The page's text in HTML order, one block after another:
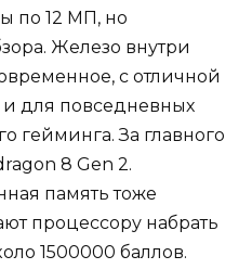
по 12 МП, но
Железо внутри
с отличной
для повседневных
гейминга. За главного
8 Gen 2.
память тоже
процессору набрать
1500000 баллов.